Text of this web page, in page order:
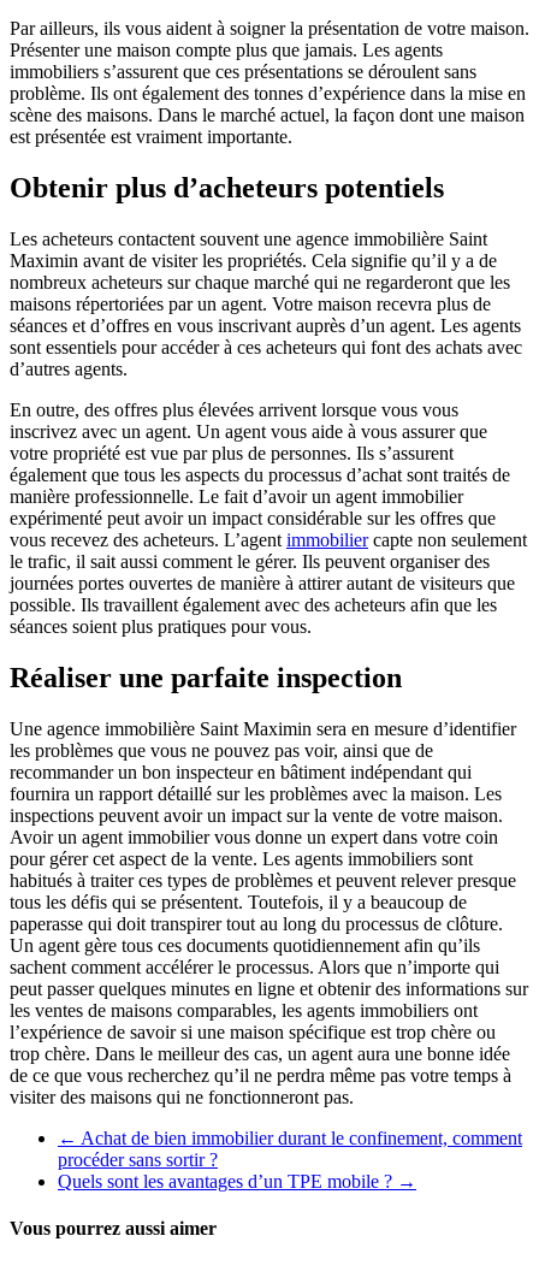
Par ailleurs, ils vous aident à soigner la présentation de votre maison.
Présenter une maison compte plus que jamais. Les agents
immobiliers s’assurent que ces présentations se déroulent sans
problème. Ils ont également des tonnes d’expérience dans la mise en
scène des maisons. Dans le marché actuel, la façon dont une maison
est présentée est vraiment importante.
Obtenir plus d’acheteurs potentiels
Les acheteurs contactent souvent une agence immobilière Saint
Maximin avant de visiter les propriétés. Cela signifie qu’il y a de
nombreux acheteurs sur chaque marché qui ne regarderont que les
maisons répertoriées par un agent. Votre maison recevra plus de
séances et d’offres en vous inscrivant auprès d’un agent. Les agents
sont essentiels pour accéder à ces acheteurs qui font des achats avec
d’autres agents.
En outre, des offres plus élevées arrivent lorsque vous vous
inscrivez avec un agent. Un agent vous aide à vous assurer que
votre propriété est vue par plus de personnes. Ils s’assurent
également que tous les aspects du processus d’achat sont traités de
manière professionnelle. Le fait d’avoir un agent immobilier
expérimenté peut avoir un impact considérable sur les offres que
vous recevez des acheteurs. L’agent immobiliercapte non seulement
le trafic, il sait aussi comment le gérer. Ils peuvent organiser des
journées portes ouvertes de manière à attirer autant de visiteurs que
possible. Ils travaillent également avec des acheteurs afin que les
séances soient plus pratiques pour vous.
Réaliser une parfaite inspection
Une agence immobilière Saint Maximin sera en mesure d’identifier
les problèmes que vous ne pouvez pas voir, ainsi que de
recommander un bon inspecteur en bâtiment indépendant qui
fournira un rapport détaillé sur les problèmes avec la maison. Les
inspections peuvent avoir un impact sur la vente de votre maison.
Avoir un agent immobilier vous donne un expert dans votre coin
pour gérer cet aspect de la vente. Les agents immobiliers sont
habitués à traiter ces types de problèmes et peuvent relever presque
tous les défis qui se présentent. Toutefois, il y a beaucoup de
paperasse qui doit transpirer tout au long du processus de clôture.
Un agent gère tous ces documents quotidiennement afin qu’ils
sachent comment accélérer le processus. Alors que n’importe qui
peut passer quelques minutes en ligne et obtenir des informations sur
les ventes de maisons comparables, les agents immobiliers ont
l’expérience de savoir si une maison spécifique est trop chère ou
trop chère. Dans le meilleur des cas, un agent aura une bonne idée
de ce que vous recherchez qu’il ne perdra même pas votre temps à
visiter des maisons qui ne fonctionneront pas.
← Achat de bien immobilier durant le confinement, comment
procéder sans sortir ?
Quels sont les avantages d’un TPE mobile ? →
Vous pourrez aussi aimer